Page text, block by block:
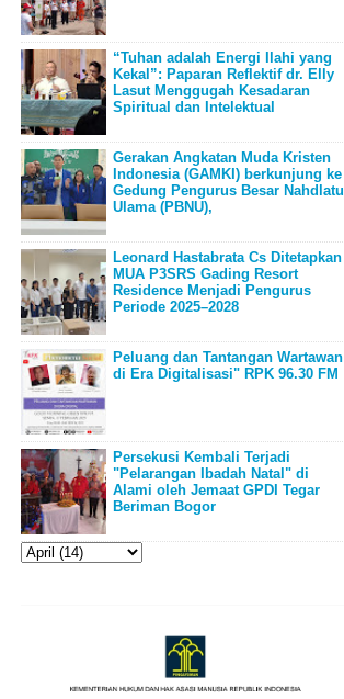
“Tuhan adalah Energi Ilahi yang
Kekal”: Paparan Reflektif dr. Elly
Lasut Menggugah Kesadaran
Spiritual dan Intelektual
Gerakan Angkatan Muda Kristen
Indonesia (GAMKI) berkunjung ke
Gedung Pengurus Besar Nahdlatul
Ulama (PBNU),
Leonard Hastabrata Cs Ditetapkan
MUA P3SRS Gading Resort
Residence Menjadi Pengurus
Periode 2025–2028
Peluang dan Tantangan Wartawan
di Era Digitalisasi" RPK 96.30 FM
Persekusi Kembali Terjadi
"Pelarangan Ibadah Natal" di
Alami oleh Jemaat GPDI Tegar
Beriman Bogor